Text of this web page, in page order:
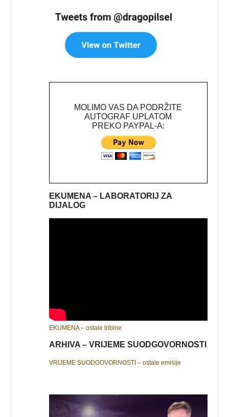
MOLIMO VAS DA PODRŽITE
AUTOGRAF UPLATOM
PREKO PAYPAL-A:
EKUMENA – LABORATORIJ ZA
DIJALOG
EKUMENA – ostale tribine
ARHIVA – VRIJEME SUODGOVORNOSTI
VRIJEME SUODGOVORNOSTI – ostale emisije